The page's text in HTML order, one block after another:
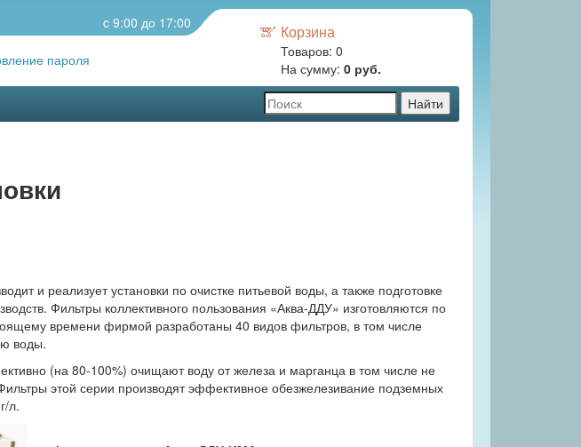
c 9:00 до 17:00
пароля
Корзина
Товаров:0
На сумму:0 руб.
и реализует установки по очистке питьевой воды, а также подготовке
Фильтры коллективного пользования «Аква-ДДУ» изготовляются по
времени фирмой разработаны 40 видов фильтров, в том числе
воды.
(на 80-100%) очищают воду от железа и марганца в том числе не
этой серии производят эффективное обезжелезивание подземных
л.